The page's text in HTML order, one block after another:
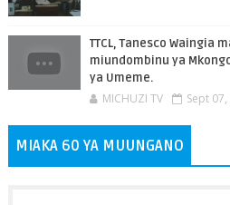
TTCL, Tanesco Waingia
miundombinu ya
ya Umeme.
MICHUZI TV Sept 07,
MIAKA 60 YA MUUNGANO